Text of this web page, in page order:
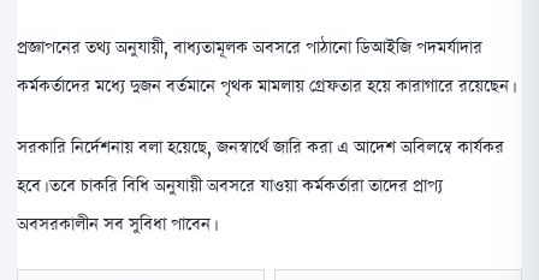
প্রজ্ঞাপনের তথ্য অনুযায়ী, বাধ্যতামূলক অবসরে পাঠানো ডিআইজি পদমর্যাদার
কর্মকর্তাদের মধ্যে দুজন বর্তমানে পৃথক মামলায় গ্রেফতার হয়ে কারাগারে রয়েছেন।
সরকারি নির্দেশনায় বলা হয়েছে, জনস্বার্থে জারি করা এ আদেশ অবিলম্বে কার্যকর
হবে। তবে চাকরি বিধি অনুযায়ী অবসরে যাওয়া কর্মকর্তারা তাদের প্রাপ্য
অবসরকালীন সব সুবিধা পাবেন।